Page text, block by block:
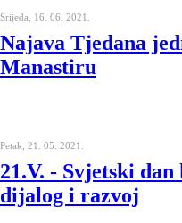
Srijeda, 16. 06. 2021.
Najava Tjedana
Manastiru
Petak, 21. 05. 2021.
21.V. - Svjetski
dijalog i razvoj